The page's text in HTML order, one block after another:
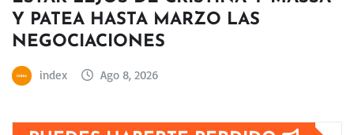
Y PATEA HASTA MARZO LAS
NEGOCIACIONES
index Ago 8, 2026